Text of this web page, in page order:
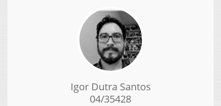
Igor Dutra Santos
04/35428